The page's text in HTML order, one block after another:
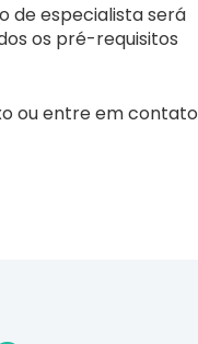
de especialista será
os pré-requisitos
ou entre em contato